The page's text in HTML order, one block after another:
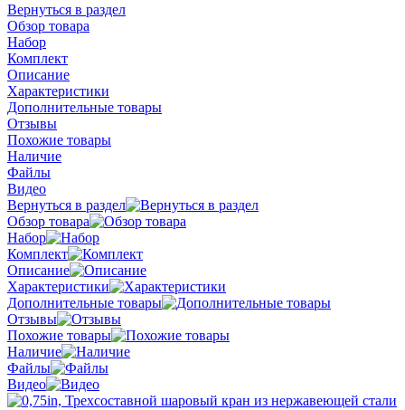
Вернуться в раздел
Обзор товара
Набор
Комплект
Описание
Характеристики
Дополнительные товары
Отзывы
Похожие товары
Наличие
Файлы
Видео
Вернуться в раздел
Обзор товара
Набор
Комплект
Описание
Характеристики
Дополнительные товары
Отзывы
Похожие товары
Наличие
Файлы
Видео